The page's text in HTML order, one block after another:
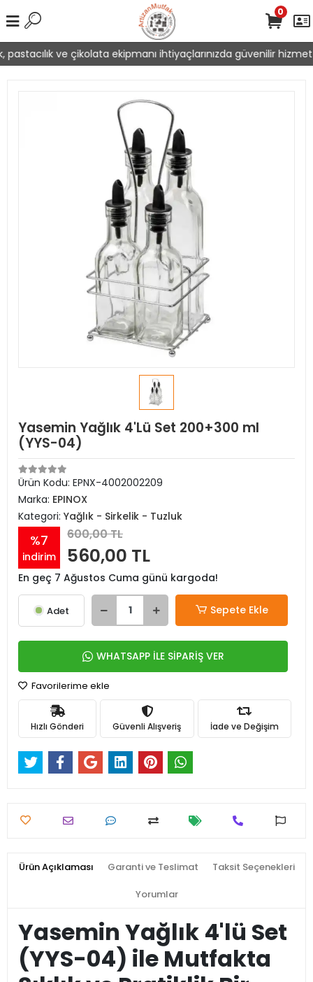
ve çikolata ekipmanı ihtiyaçlarınızda güvenilir hizmet
0
Yasemin Yağlık 4'Lü Set 200+300 ml
(YYS-04)
Ürün Kodu: EPNX-4002002209
Marka: EPINOX
Kategori: Yağlık - Sirkelik - Tuzluk
%7
indirim
600,00 TL
560,00 TL
En geç 7 Ağustos Cuma günü kargoda!
Adet Sepete Ekle
WHATSAPP İLE SİPARİŞ VER
Favorilerime ekle
Hızlı Gönderi Güvenli Alışveriş İade ve Değişim
Ürün Açıklaması Garanti ve Teslimat Taksit Seçenekleri
Yorumlar
Yasemin Yağlık 4'lü Set
(YYS-04) ile Mutfakta